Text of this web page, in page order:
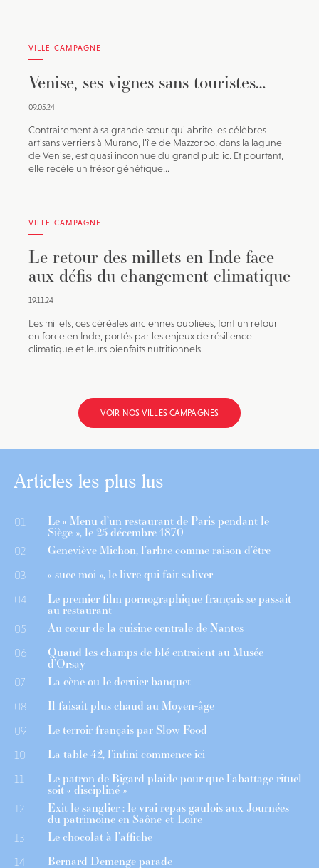
VILLE CAMPAGNE
Venise, ses vignes sans touristes…
09.05.24
Contrairement à sa grande sœur qui abrite les célèbres
artisans verriers à Murano, l’île de Mazzorbo, dans la lagune
de Venise, est quasi inconnue du grand public. Et pourtant,
elle recèle un trésor génétique...
VILLE CAMPAGNE
Le retour des millets en Inde face
aux défis du changement climatique
19.11.24
Les millets, ces céréales anciennes oubliées, font un retour
en force en Inde, portés par les enjeux de résilience
climatique et leurs bienfaits nutritionnels.
VOIR NOS VILLES CAMPAGNES
Articles les plus lus
01 Le « Menu d’un restaurant de Paris pendant le
Siège », le 25 décembre 1870
02 Geneviève Michon, l’arbre comme raison d’être
03 « suce moi », le livre qui fait saliver
04 Le premier film pornographique français se passait
au restaurant
05 Au cœur de la cuisine centrale de Nantes
06 Quand les champs de blé entraient au Musée
d’Orsay
07 La cène ou le dernier banquet
08 Il faisait plus chaud au Moyen-âge
09 Le terroir français par Slow Food
10 La table 42, l’infini commence ici
11 Le patron de Bigard plaide pour que l’abattage rituel
soit « discipliné »
12 Exit le sanglier : le vrai repas gaulois aux Journées
du patrimoine en Saône-et-Loire
13 Le chocolat à l’affiche
14 Bernard Demenge parade